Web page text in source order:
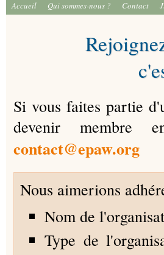
Accueil Qui sommes-nous ? Contact
Si vous faites partie
devenir membre
contact@epaw.org
Nous aimerions
Nom de
Type de